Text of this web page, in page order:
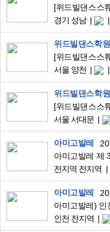
경기 성남
위드빌댄스학원
서울 양천
위드빌댄스학원
서울 서대문
아미고발레
전지역 전지역
아미고발레
인천 전지역